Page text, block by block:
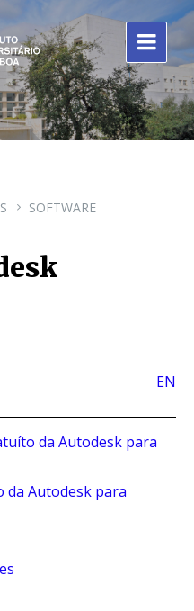
SOFTWARE
EN
da Autodesk para
da Autodesk para